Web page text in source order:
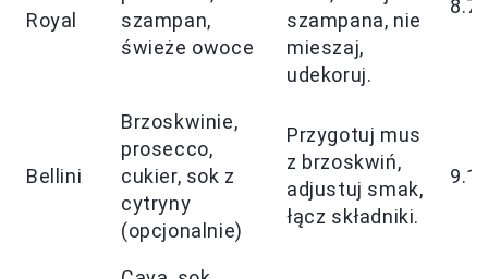
Royal
szampan,
świeże owoce
szampana, nie
mieszaj,
udekoruj.
8.7
Bellini
Brzoskwinie,
prosecco,
cukier, sok z
cytryny
(opcjonalnie)
Przygotuj mus
z brzoskwiń,
adjustuj smak,
łącz składniki.
9.1